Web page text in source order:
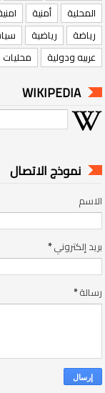
المحلية
أمنية
رياضة
رياضية
عربيه ودولية
محليات
WIKIPEDIA
نموذج الاتصال
الاسم
بريد إلكتروني*
رسالة*